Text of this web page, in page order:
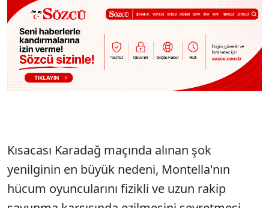
Kısacası Karadağ maçında alınan şok
yenilginin en büyük nedeni, Montella'nın
hücum oyuncularını fizikli ve uzun rakip